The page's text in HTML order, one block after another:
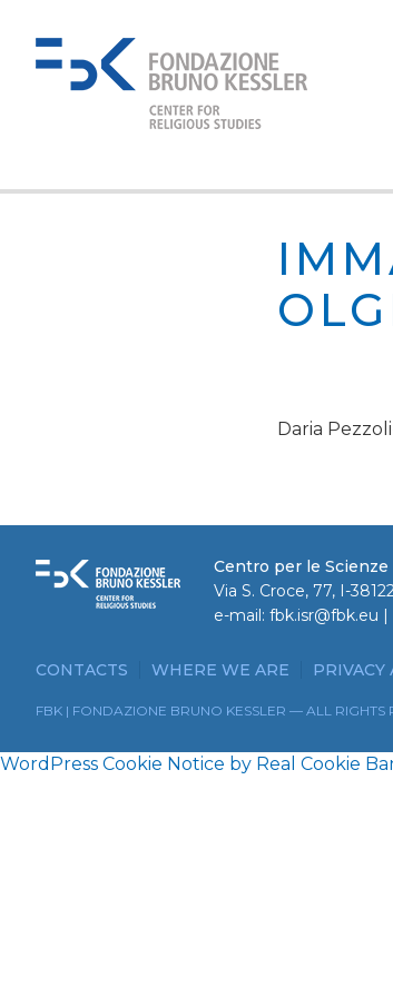
Daria
Centro per le Scienze
Via S. Croce, 77, I-
e-mail: fbk.isr@fbk.eu |
CONTACTS WHERE WE ARE PRIVACY
FBK | FONDAZIONE BRUNO KESSLER — ALL
WordPress Cookie Notice by Real Cookie